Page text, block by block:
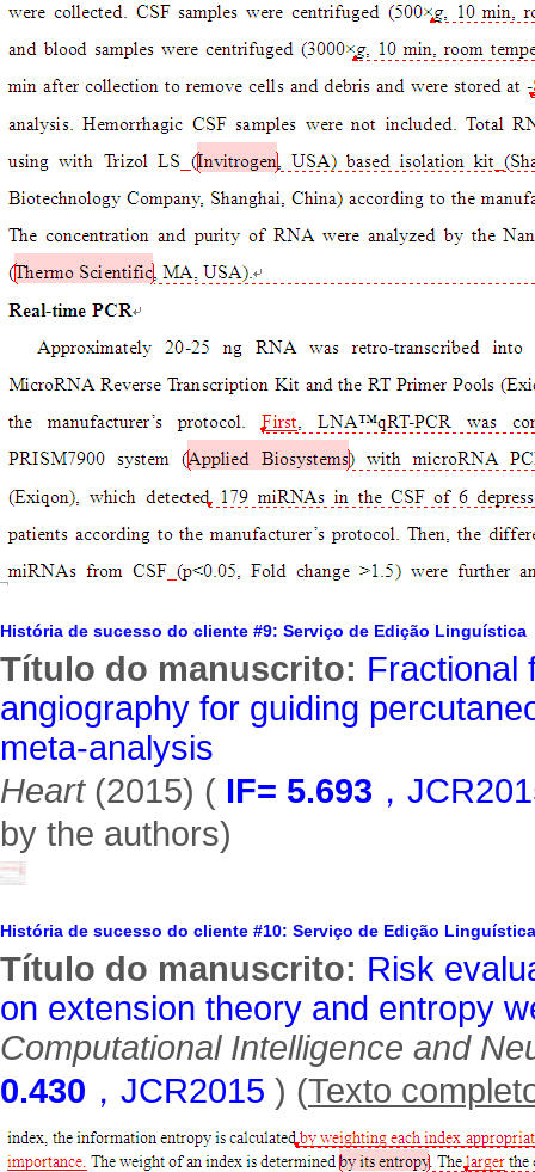
História de sucesso do cliente #9: Serviço de Edição Linguística
Título do manuscrito: Fractional
angiography for guiding
meta-analysis
Heart(2015) ( IF= 5.693 ，
by the authors)
História de sucesso do cliente #10: Serviço de Edição Linguística
Título do manuscrito: Risk
on extension theory and entropy
Computational Intelligence and
0.430 ，JCR2015 ) (Texto